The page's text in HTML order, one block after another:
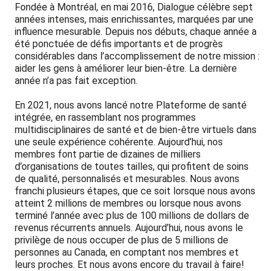
Fondée à Montréal, en mai 2016, Dialogue célèbre sept
années intenses, mais enrichissantes, marquées par une
influence mesurable. Depuis nos débuts, chaque année a
été ponctuée de défis importants et de progrès
considérables dans l’accomplissement de notre mission :
aider les gens à améliorer leur bien-être. La dernière
année n’a pas fait exception.
En 2021, nous avons lancé notre Plateforme de santé
intégrée, en rassemblant nos programmes
multidisciplinaires de santé et de bien-être virtuels dans
une seule expérience cohérente. Aujourd’hui, nos
membres font partie de dizaines de milliers
d’organisations de toutes tailles, qui profitent de soins
de qualité, personnalisés et mesurables. Nous avons
franchi plusieurs étapes, que ce soit lorsque nous avons
atteint 2 millions de membres ou lorsque nous avons
terminé l’année avec plus de 100 millions de dollars de
revenus récurrents annuels. Aujourd’hui, nous avons le
privilège de nous occuper de plus de 5 millions de
personnes au Canada, en comptant nos membres et
leurs proches. Et nous avons encore du travail à faire!